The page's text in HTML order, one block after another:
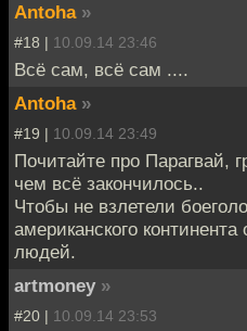
Antoha »
#18 | 10.09.14 23:46
Всё сам, всё сам ....
Antoha »
#19 | 10.09.14 23:49
Почитайте про Парагвай,
чем всё закончилось..
Чтобы не взлетели
американского
людей.
artmoney »
#20 | 10.09.14 23:53